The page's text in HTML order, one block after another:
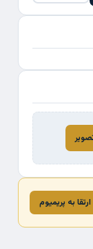
ارتقا به پریمیوم